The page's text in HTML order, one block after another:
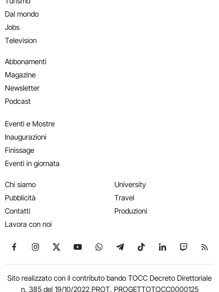
Dal mondo
Jobs
Television
Abbonamenti
Magazine
Newsletter
Podcast
Eventi e Mostre
Inaugurazioni
Finissage
Eventi in giornata
Chi siamo
Pubblicità
Contatti
Lavora con noi
University
Travel
Produzioni
Seguici su Facebook
Seguici su Instagram
Seguici su X
Seguici su YouTube
Seguici su WhatsApp
Seguici su Telegram
Seguici su TikTok
Seguici su
Seguici
Sito realizzato con il contributo bando TOCC Decreto Direttoriale
n. 385 del 19/10/2022 PROT. PROGETTOTOCC0000125